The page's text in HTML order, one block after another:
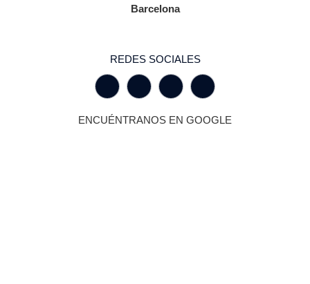
Barcelona
REDES SOCIALES
ENCUÉNTRANOS EN GOOGLE